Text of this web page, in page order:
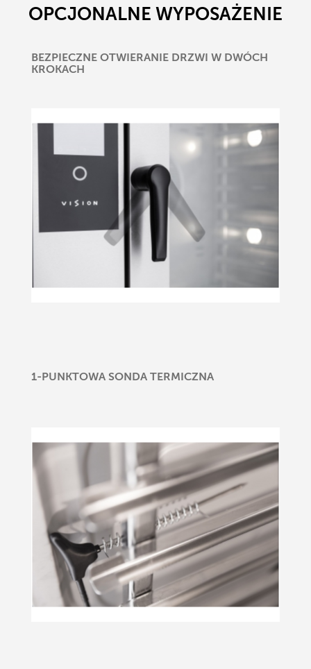
OPCJONALNE WYPOSAŻENIE
BEZPIECZNE OTWIERANIE DRZWI W DWÓCH
KROKACH
1-PUNKTOWA SONDA TERMICZNA